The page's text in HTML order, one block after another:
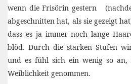
wenn die Frisörin gestern
abgeschnitten hat, als sie gezeigt
dass es ja immer noch lange
blöd. Durch die starken Stufen
und es fühl sich ein wenig so
Weiblichkeit genommen.